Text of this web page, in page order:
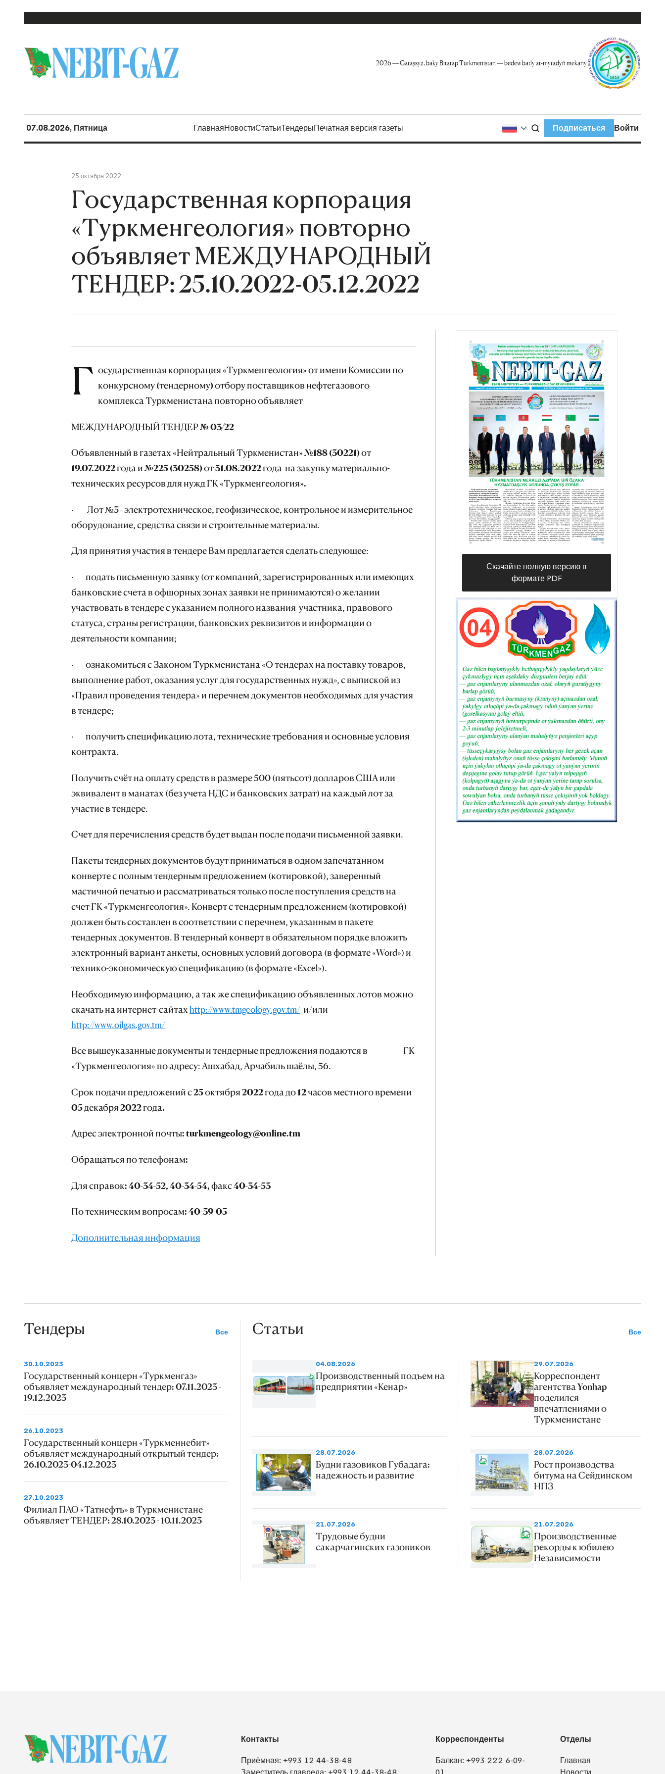
2026 — Garaşsyz, baky Bitarap Türkmenistan — bedew batly at-myradyň mekany
07.08.2026, Пятница ГлавнаяНовостиСтатьиТендерыПечатная версия газеты Подписаться Войти
25 октября 2022
Государственная корпорация
«Туркменгеология» повторно
объявляет МЕЖДУНАРОДНЫЙ
ТЕНДЕР: 25.10.2022-05.12.2022
Г осударственная корпорация «Туркменгеология» от имени Комиссии по
конкурсному (тендерному) отбору поставщиков нефтегазового
комплекса Туркменистана повторно объявляет
МЕЖДУНАРОДНЫЙ ТЕНДЕР № 03/22
Объявленный в газетах «Нейтральный Туркменистан» №188 (30221) от
19.07.2022 года и №225 (30258) от 31.08.2022 года на закупку материально-
технических ресурсов для нужд ГК «Туркменгеология».
· Лот №3 - электротехническое, геофизическое, контрольное и измерительное
оборудование, средства связи и строительные материалы.
Для принятия участия в тендере Вам предлагается сделать следующее:
· подать письменную заявку (от компаний, зарегистрированных или имеющих
банковские счета в офшорных зонах заявки не принимаются) о желании
участвовать в тендере с указанием полного названия участника, правового
статуса, страны регистрации, банковских реквизитов и информации о
деятельности компании;
· ознакомиться с Законом Туркменистана «О тендерах на поставку товаров,
выполнение работ, оказания услуг для государственных нужд», с выпиской из
«Правил проведения тендера» и перечнем документов необходимых для участия
в тендере;
· получить спецификацию лота, технические требования и основные условия
контракта.
Получить счёт на оплату средств в размере 500 (пятьсот) долларов США или
эквивалент в манатах (без учета НДС и банковских затрат) на каждый лот за
участие в тендере.
Счет для перечисления средств будет выдан после подачи письменной заявки.
Пакеты тендерных документов будут приниматься в одном запечатанном
конверте с полным тендерным предложением (котировкой), заверенный
мастичной печатью и рассматриваться только после поступления средств на
счет ГК«Туркменгеология». Конверт с тендерным предложением (котировкой)
должен быть составлен в соответствии с перечнем, указанным в пакете
тендерных документов. В тендерный конверт в обязательном порядке вложить
электронный вариант анкеты, основных условий договора (в формате «Word») и
технико-экономическую спецификацию (в формате «Excel»).
Необходимую информацию, а так же спецификацию объявленных лотов можно
скачать на интернет-сайтахhttp://www.tmgeology.gov.tm/ и/или
http://www.oilgas.gov.tm/
Все вышеуказанные документы и тендерные предложения подаются в ГК
«Туркменгеология» по адресу: Ашхабад, Арчабиль шаёлы, 56.
Срок подачи предложений с 25 октября 2022 года до 12 часов местного времени
05 декабря 2022 года.
Адрес электронной почты:turkmengeology@online.tm
Обращаться по телефонам:
Для справок: 40-34-52, 40-34-54, факс 40-34-53
По техническим вопросам: 40-39-05
Дополнительная информация
Скачайте полную версию в
формате PDF
Тендеры Все
30.10.2023
Государственный концерн «Туркменгаз»
объявляет международный тендер: 07.11.2023 -
19.12.2023
26.10.2023
Государственный концерн «Туркменнебит»
объявляет международный открытый тендер:
26.10.2023-04.12.2023
27.10.2023
Филиал ПАО «Татнефть» в Туркменистане
объявляет ТЕНДЕР: 28.10.2023 - 10.11.2023
Статьи Все
04.08.2026
Производственный подъем на
предприятии «Кенар»
29.07.2026
Корреспондент
агентства Yonhap
поделился
впечатлениями о
Туркменистане
28.07.2026
Будни газовиков Губадага:
надежность и развитие
28.07.2026
Рост производства
битума на Сейдинском
НПЗ
21.07.2026
Трудовые будни
сакарчагинских газовиков
21.07.2026
Производственные
рекорды к юбилею
Независимости
Контакты
Приёмная: +993 12 44-38-48
Корреспонденты
Балкан: +993 222 6-09-
Отделы
Главная